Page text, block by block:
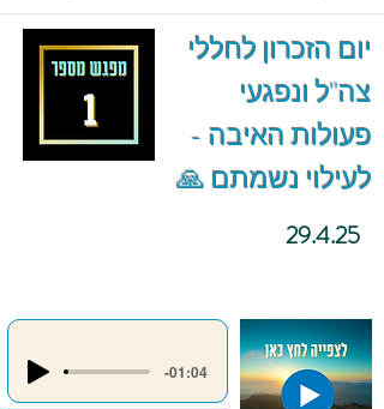
יום הזכרון לחללי
צה"ל ונפגעי
פעולות האיבה -
לעילוי נשמתם 🙏
29.4.25
-01:04